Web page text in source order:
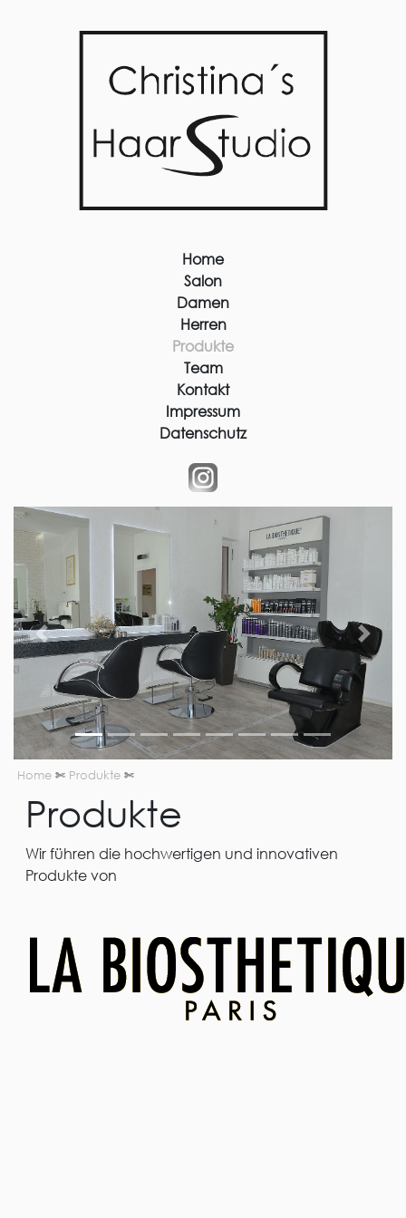
Home
Salon
Damen
Herren
Produkte
Team
Kontakt
Impressum
Datenschutz
Previous Next
Home ✄ Produkte ✄
Produkte
Wir führen die hochwertigen und innovativen
Produkte von